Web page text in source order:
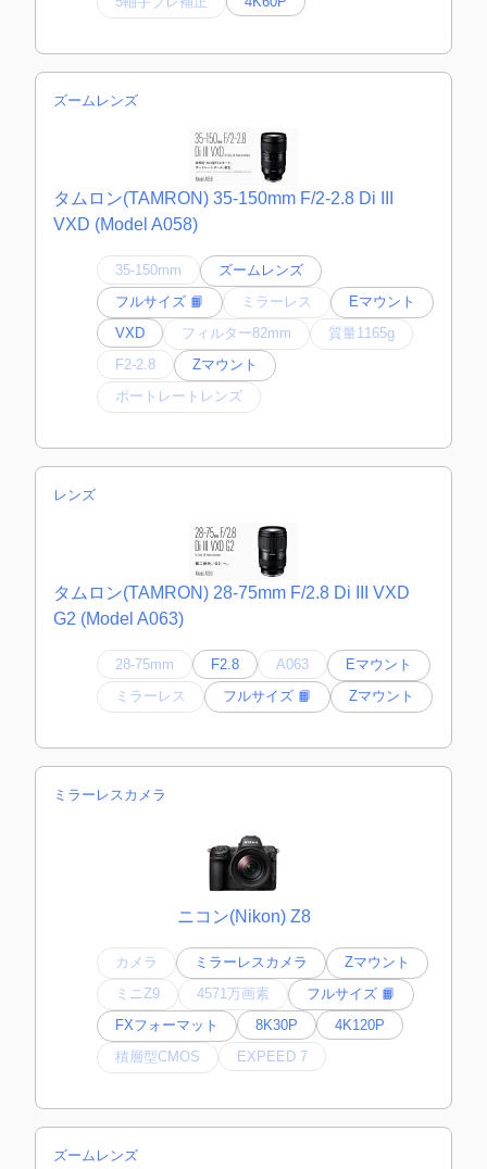
ズームレンズ
タムロン(TAMRON) 35-150mm F/2-2.8 Di III
VXD (Model A058)
35-150mm
ズームレンズ
フルサイズ 📙
ミラーレス
Eマウント
VXD
フィルター82mm
質量1165g
F2-2.8
Zマウント
ポートレートレンズ
レンズ
タムロン(TAMRON) 28-75mm F/2.8 Di III VXD
G2 (Model A063)
28-75mm F2.8 A063
Eマウント
ミラーレス
フルサイズ 📙 Zマウント
ミラーレスカメラ
ニコン(Nikon) Z8
カメラ ミラーレスカメラ
Zマウント
ミニZ9
4571万画素
フルサイズ 📙
FXフォーマット
8K30P
4K120P
積層型CMOS
EXPEED 7
ズームレンズ